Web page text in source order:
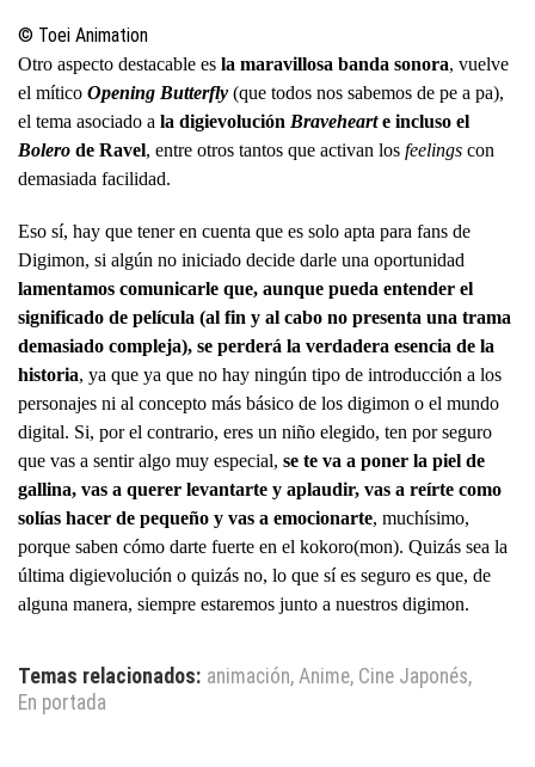
© Toei Animation
Otro aspecto destacable es la maravillosa banda sonora, vuelve
el mítico Opening Butterfly (que todos nos sabemos de pe a pa),
el tema asociado a la digievolución Bravehearte incluso el
Bolero de Ravel, entre otros tantos que activan los feelings con
demasiada facilidad.
Eso sí, hay que tener en cuenta que es solo apta para fans de
Digimon, si algún no iniciado decide darle una oportunidad
lamentamos comunicarle que, aunque pueda entender el
significado de película (al fin y al cabo no presenta una trama
demasiado compleja), se perderá la verdadera esencia de la
historia, ya que ya que no hay ningún tipo de introducción a los
personajes ni al concepto más básico de los digimon o el mundo
digital. Si, por el contrario, eres un niño elegido, ten por seguro
que vas a sentir algo muy especial, se te va a poner la piel de
gallina, vas a querer levantarte y aplaudir, vas a reírte como
solías hacer de pequeño y vas a emocionarte, muchísimo,
porque saben cómo darte fuerte en el kokoro(mon). Quizás sea la
última digievolución o quizás no, lo que sí es seguro es que, de
alguna manera, siempre estaremos junto a nuestros digimon.
Temas relacionados: animación, Anime, Cine Japonés,
En portada